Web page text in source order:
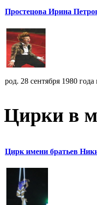
Простецова Ирина
род. 28 сентября 1980
Цирки в
Цирк имени братьев